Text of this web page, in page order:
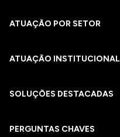
ATUAÇÃO POR SETOR
ATUAÇÃO INSTITUCIONAL
SOLUÇÕES DESTACADAS
PERGUNTAS CHAVES​